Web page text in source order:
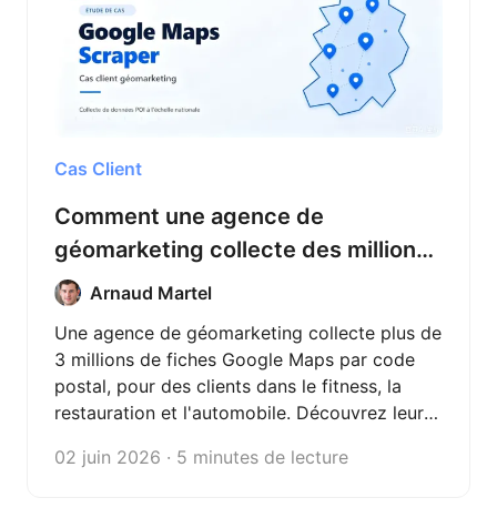
Cas Client
Comment une agence de
géomarketing collecte des millions
de données Google Maps — sans
Arnaud Martel
Une agence de géomarketing collecte plus de
3 millions de fiches Google Maps par code
postal, pour des clients dans le fitness, la
restauration et l'automobile. Découvrez leur
02 juin 2026 · 5 minutes de lecture